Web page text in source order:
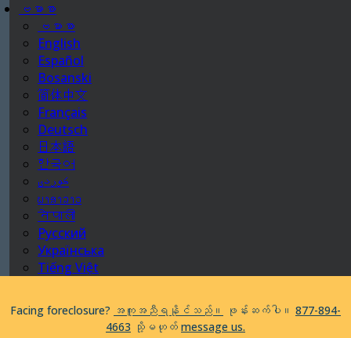
ဗမာစာ
ဗမာစာ
English
Español
Bosanski
简体中文
Français
Deutsch
日本語
한국어
ພາສາລາວ
नेपाली
Русский
Українська
Tiếng Việt
Be aware of scams: WHRC does not make unsolicited phone
calls and will never ask clients for payment information.
If you receive a suspicious call claiming to be from WHRC, please
Impacted by the recent wildfires?
ပါ။877-894-4663
Facing foreclosure? အကူအညီရနိုင်သည်။ ဖုန်းဆက်ပါ။ 877-894-
4663 သို့မဟုတ် message us.